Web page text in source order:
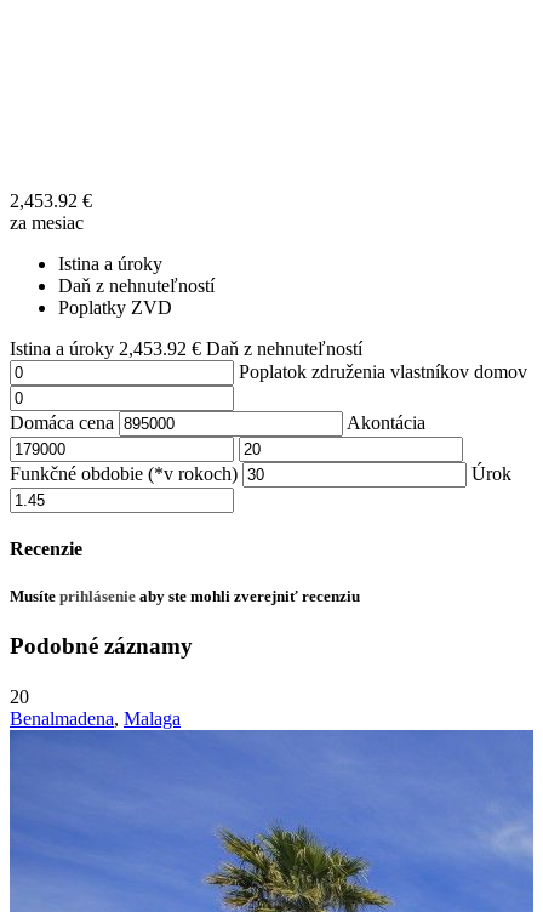
2,453.92 €
za mesiac
Istina a úroky
Daň z nehnuteľností
Poplatky ZVD
Istina a úroky 2,453.92 € Daň z nehnuteľností
Poplatok združenia vlastníkov domov
Domáca cena Akontácia
Funkčné obdobie (*v rokoch) Úrok
Recenzie
Musíte prihlásenie aby ste mohli zverejniť recenziu
Podobné záznamy
20
Benalmadena, Malaga